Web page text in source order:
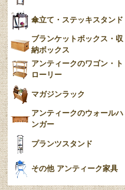
傘立て・ステッキスタンド
ブランケットボックス・収
納ボックス
アンティークのワゴン・ト
ローリー
マガジンラック
アンティークのウォールハ
ンガー
プランツスタンド
その他 アンティーク家具